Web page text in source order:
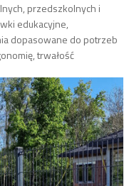
przedszkolnych i
edukacyjne,
dopasowane do potrzeb
trwałość